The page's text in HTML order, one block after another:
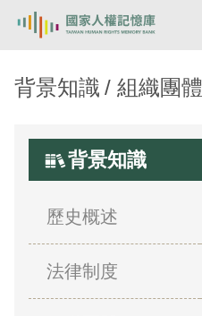
新生訓導處
蛋殼畫
關於我們
背景知識 組織團體
背景知識
歷史概述
法律制度